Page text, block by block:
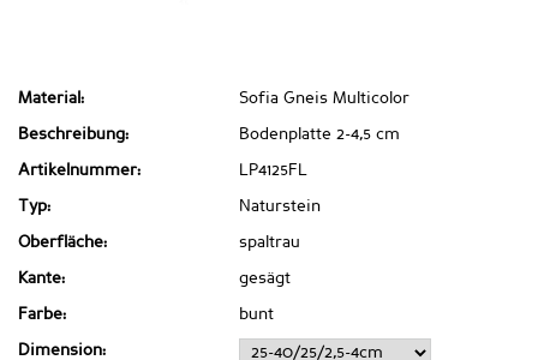
Material: Sofia Gneis Multicolor
Beschreibung: Bodenplatte 2-4,5 cm
Artikelnummer: LP4125FL
Typ: Naturstein
Oberfläche: spaltrau
Kante: gesägt
Farbe: bunt
Dimension: